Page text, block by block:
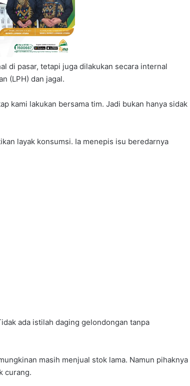
di pasar, tetapi juga dilakukan secara internal
(LPH) dan jagal.
kami lakukan bersama tim. Jadi bukan hanya sidak
layak konsumsi. Ia menepis isu beredarnya
ada istilah daging gelondongan tanpa
masih menjual stok lama. Namun pihaknya
curang.